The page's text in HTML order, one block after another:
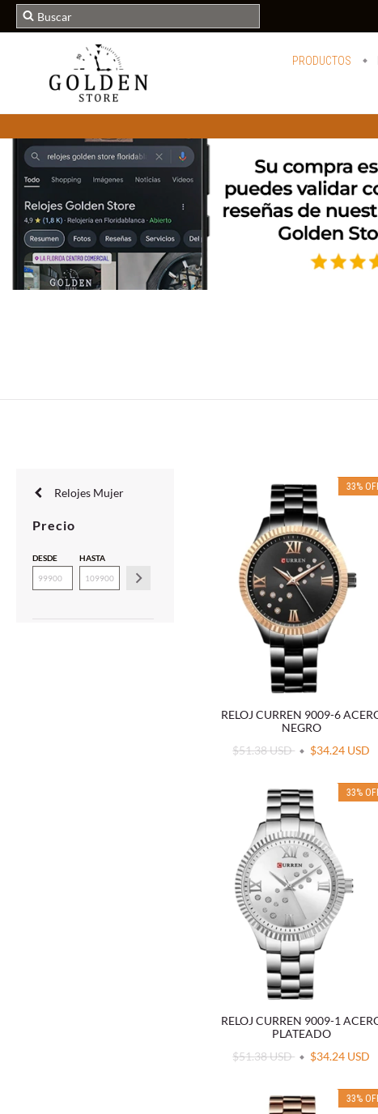
PRODUCTOS
Relojes Mujer
Precio
DESDE HASTA
33%
RELOJ CURREN 9009-6
NEGRO
$51.38 USD
$34.24 USD
33%
RELOJ CURREN 9009-1
PLATEADO
$51.38 USD
$34.24 USD
33%